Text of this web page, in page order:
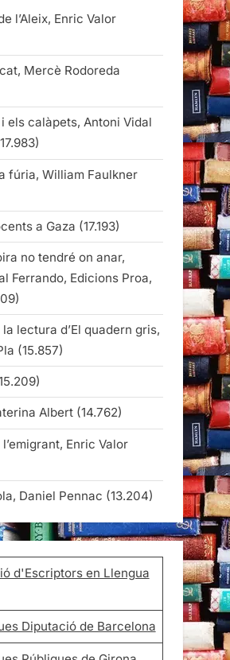
l’Aleix, Enric Valor
Mercè Rodoreda
els calàpets, Antoni Vidal
fúria, William Faulkner
a Gaza (17.193)
no tendré on anar,
Ferrando, Edicions Proa,
lectura d’El quadern gris,
(15.857)
Albert (14.762)
Enric Valor
Daniel Pennac (13.204)
d'Escriptors en Llengua
Diputació de Barcelona